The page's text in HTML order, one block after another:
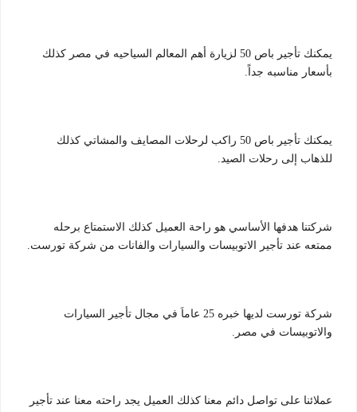
يمكنك تأجير باص 50 لزيارة أهم المعالم السياحيه في مصر كذلك
بأسعار مناسبه جداً.
يمكنك تأجير باص 50 راكب لرحلات المصايف والمشاتي كذلك
للذهاب إلى رحلات الصيد.
شركتنا هدفها الأساسي هو راحة العميل كذلك الاستمتاع برحله
ممتعه عند تأجير الاتوبيسات والسيارات والفانات من شركة تورست.
شركة تورست لديها خبره 25 عاماَ في مجال تأجير السيارات
والاتوبيسات في مصر.
عملائنا على تواصل دائم معنا كذلك العميل يجد راحته معنا عند تأجير